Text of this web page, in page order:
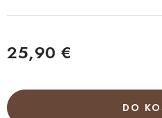
25,90 €
DO